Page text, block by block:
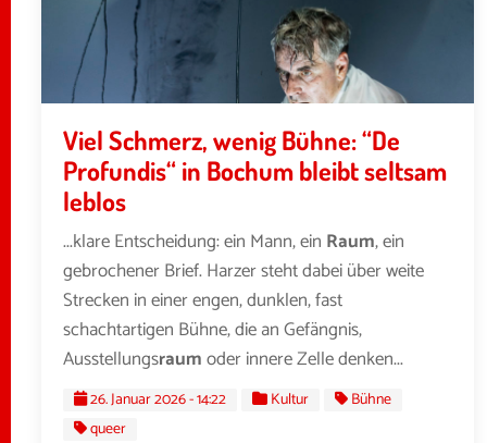
Viel Schmerz, wenig Bühne: “De
Profundis“ in Bochum bleibt seltsam
leblos
...klare Entscheidung: ein Mann, ein Raum, ein
gebrochener Brief. Harzer steht dabei über weite
Strecken in einer engen, dunklen, fast
schachtartigen Bühne, die an Gefängnis,
Ausstellungsraumoder innere Zelle denken...
26. Januar 2026 - 14:22 Kultur
Bühne
queer